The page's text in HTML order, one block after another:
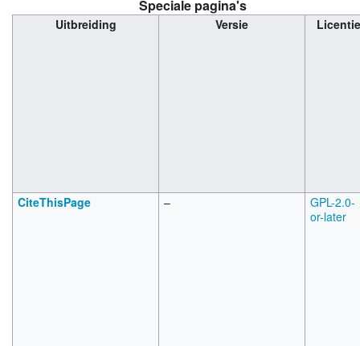
Speciale pagina's
Uitbreiding Versie Licentie
CiteThisPage –
GPL-2.0-
or-later